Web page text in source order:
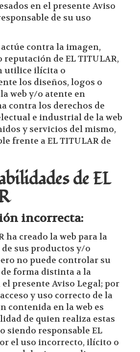
en el presente Aviso
de su uso
contra la imagen,
reputación de EL TITULAR,
utilice ilícita o
los diseños, logos o
web y/o atente en
contra los derechos de
e industrial de la web
y servicios del mismo,
frente a EL TITULAR de
de EL
incorrecta:
ha creado la web para la
sus productos y/o
no puede controlar su
forma distinta a la
presente Aviso Legal; por
y uso correcto de la
contenida en la web es
de quien realiza estas
siendo responsable EL
el uso incorrecto, ilícito o